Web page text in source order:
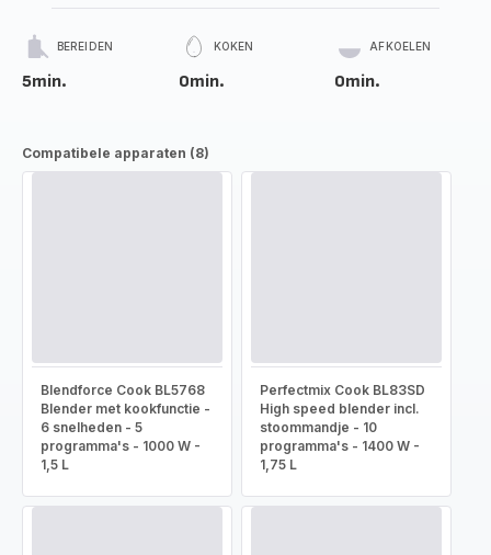
BEREIDEN
5min.
KOKEN
0min.
AFKOELEN
0min.
Compatibele apparaten (8)
Blendforce Cook BL5768
Blender met kookfunctie -
6 snelheden - 5
programma's - 1000 W -
1,5 L
Perfectmix Cook BL83SD
High speed blender incl.
stoommandje - 10
programma's - 1400 W -
1,75 L